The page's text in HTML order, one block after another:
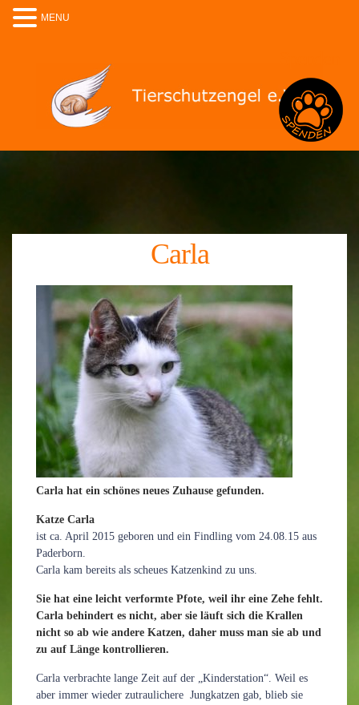
Carla
Carla hat ein schönes neues Zuhause gefunden.
Katze Carla
ist ca. April 2015 geboren und ein Findling vom 24.08.15 aus
Paderborn.
Carla kam bereits als scheues Katzenkind zu uns.
Sie hat eine leicht verformte Pfote, weil ihr eine Zehe fehlt.
Carla behindert es nicht, aber sie läuft sich die Krallen
nicht so ab wie andere Katzen, daher muss man sie ab und
zu auf Länge kontrollieren.
Carla verbrachte lange Zeit auf der „Kinderstation“. Weil es
aber immer wieder zutraulichere Jungkatzen gab, blieb sie
MENU